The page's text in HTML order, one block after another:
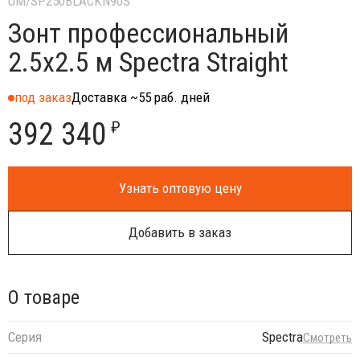
Зонт профессиональный
2.5х2.5 м Spectra Straight
под заказДоставка ~55 раб. дней
392 340 ₽
Узнать оптовую цену
Добавить в заказ
О товаре
Серия SpectraСмотреть